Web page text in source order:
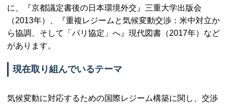
に、『京都議定書後の日本環境外交』三重大学出版会
（2013年）、『重複レジームと気候変動交渉：米中対立か
ら協調、そして「パリ協定」へ』現代図書（2017年）など
があります。
現在取り組んでいるテーマ
気候変動に対応するための国際レジーム構築に関し、交渉